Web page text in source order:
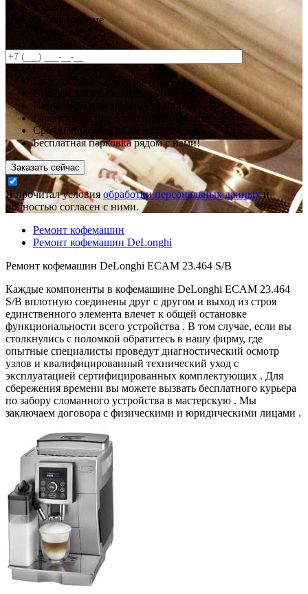
1 Заявка
2Согласование
Ремонт
Диагностика -1500р 0р
Выезд и доставка -
1000р0р
Подменная кофемашина - 2000р0р
Гарантия
от 3 до 6 мес от 6 до 24 мес.
Срочный ремонт за
48 часов
24 часа
Бесплатная парковка рядом с нами!
Заказать сейчас
Я прочитал условия обработки персональных данныхи
полностью согласен с ними.
Ремонт кофемашин
Ремонт кофемашин DeLonghi
Ремонт кофемашин DeLonghi ECAM 23.464 S/B
Каждые компоненты в кофемашине DeLonghi ECAM 23.464
S/B вплотную соединены друг с другом и выход из строя
единственного элемента влечет к общей остановке
функциональности всего устройства . В том случае, если вы
столкнулись с поломкой обратитесь в нашу фирму, где
опытные специалисты проведут диагностический осмотр
узлов и квалифицированный технический уход с
эксплуатацией сертифицированных комплектующих . Для
сбережения времени вы можете вызвать бесплатного курьера
по забору сломанного устройства в мастерскую . Мы
заключаем договора с физическими и юридическими лицами .